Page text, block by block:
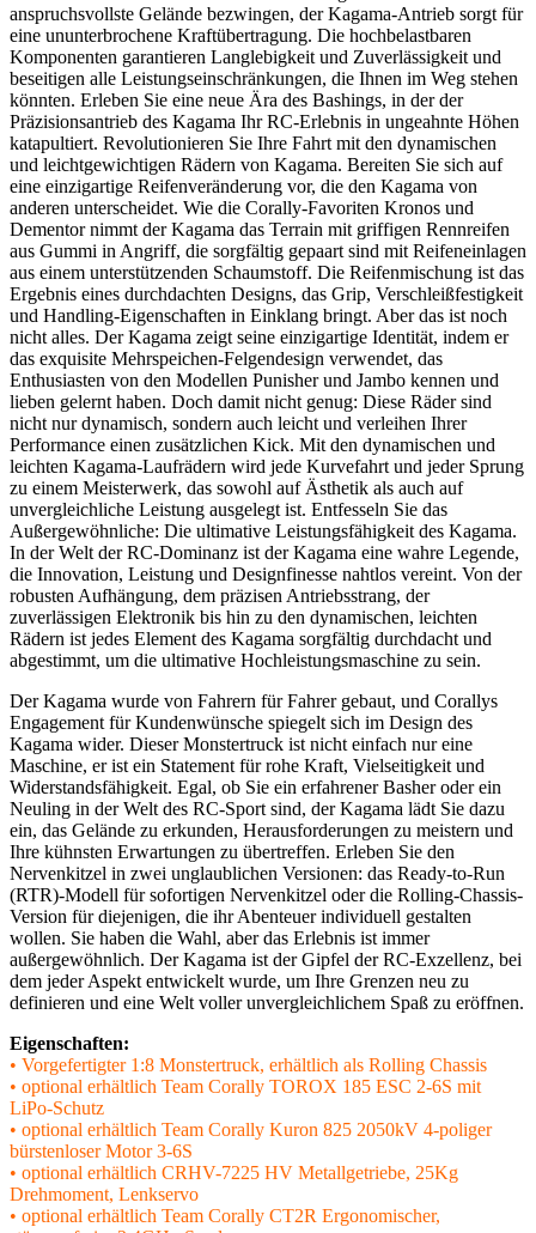
anspruchsvollste Gelände bezwingen, der Kagama-Antrieb sorgt für
eine ununterbrochene Kraftübertragung. Die hochbelastbaren
Komponenten garantieren Langlebigkeit und Zuverlässigkeit und
beseitigen alle Leistungseinschränkungen, die Ihnen im Weg stehen
könnten. Erleben Sie eine neue Ära des Bashings, in der der
Präzisionsantrieb des Kagama Ihr RC-Erlebnis in ungeahnte Höhen
katapultiert. Revolutionieren Sie Ihre Fahrt mit den dynamischen
und leichtgewichtigen Rädern von Kagama. Bereiten Sie sich auf
eine einzigartige Reifenveränderung vor, die den Kagama von
anderen unterscheidet. Wie die Corally-Favoriten Kronos und
Dementor nimmt der Kagama das Terrain mit griffigen Rennreifen
aus Gummi in Angriff, die sorgfältig gepaart sind mit Reifeneinlagen
aus einem unterstützenden Schaumstoff. Die Reifenmischung ist das
Ergebnis eines durchdachten Designs, das Grip, Verschleißfestigkeit
und Handling-Eigenschaften in Einklang bringt. Aber das ist noch
nicht alles. Der Kagama zeigt seine einzigartige Identität, indem er
das exquisite Mehrspeichen-Felgendesign verwendet, das
Enthusiasten von den Modellen Punisher und Jambo kennen und
lieben gelernt haben. Doch damit nicht genug: Diese Räder sind
nicht nur dynamisch, sondern auch leicht und verleihen Ihrer
Performance einen zusätzlichen Kick. Mit den dynamischen und
leichten Kagama-Laufrädern wird jede Kurvefahrt und jeder Sprung
zu einem Meisterwerk, das sowohl auf Ästhetik als auch auf
unvergleichliche Leistung ausgelegt ist. Entfesseln Sie das
Außergewöhnliche: Die ultimative Leistungsfähigkeit des Kagama.
In der Welt der RC-Dominanz ist der Kagama eine wahre Legende,
die Innovation, Leistung und Designfinesse nahtlos vereint. Von der
robusten Aufhängung, dem präzisen Antriebsstrang, der
zuverlässigen Elektronik bis hin zu den dynamischen, leichten
Rädern ist jedes Element des Kagama sorgfältig durchdacht und
abgestimmt, um die ultimative Hochleistungsmaschine zu sein.
Der Kagama wurde von Fahrern für Fahrer gebaut, und Corallys
Engagement für Kundenwünsche spiegelt sich im Design des
Kagama wider. Dieser Monstertruck ist nicht einfach nur eine
Maschine, er ist ein Statement für rohe Kraft, Vielseitigkeit und
Widerstandsfähigkeit. Egal, ob Sie ein erfahrener Basher oder ein
Neuling in der Welt des RC-Sport sind, der Kagama lädt Sie dazu
ein, das Gelände zu erkunden, Herausforderungen zu meistern und
Ihre kühnsten Erwartungen zu übertreffen. Erleben Sie den
Nervenkitzel in zwei unglaublichen Versionen: das Ready-to-Run
(RTR)-Modell für sofortigen Nervenkitzel oder die Rolling-Chassis-
Version für diejenigen, die ihr Abenteuer individuell gestalten
wollen. Sie haben die Wahl, aber das Erlebnis ist immer
außergewöhnlich. Der Kagama ist der Gipfel der RC-Exzellenz, bei
dem jeder Aspekt entwickelt wurde, um Ihre Grenzen neu zu
definieren und eine Welt voller unvergleichlichem Spaß zu eröffnen.
Eigenschaften:
• Vorgefertigter 1:8 Monstertruck, erhältlich als Rolling Chassis
• optional erhältlich Team Corally TOROX 185 ESC 2-6S mit
LiPo-Schutz
• optional erhältlich Team Corally Kuron 825 2050kV 4-poliger
bürstenloser Motor 3-6S
• optional erhältlich CRHV-7225 HV Metallgetriebe, 25Kg
Drehmoment, Lenkservo
• optional erhältlich Team Corally CT2R Ergonomischer,